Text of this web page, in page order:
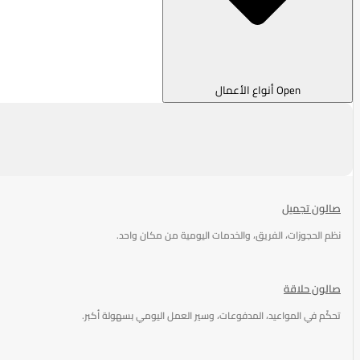
Open أنواع الأعمال
صالون تجميل
نظم الحجوزات، الفريق، والخدمات اليومية من مكان واحد.
صالون حلاقة
تحكّم في المواعيد، المدفوعات، وسير العمل اليومي بسهولة أكبر.